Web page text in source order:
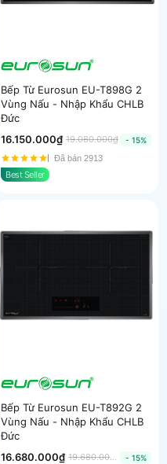
Bếp Từ Eurosun EU-T898G 2
Vùng Nấu - Nhập Khẩu CHLB
Đức
16.150.000₫ 19.080.000₫
- 15%
Đã bán 2913
Best Seller
Bếp Từ Eurosun EU-T892G 2
Vùng Nấu - Nhập Khẩu CHLB
Đức
16.680.000₫
- 15%